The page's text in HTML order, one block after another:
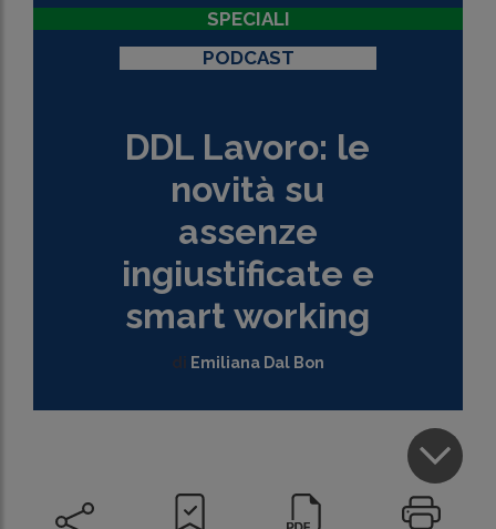
SPECIALI
PODCAST
DDL Lavoro: le
novità su
assenze
ingiustificate e
smart working
di Emiliana Dal Bon